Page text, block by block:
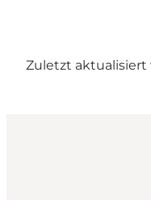
Zuletzt aktualisiert